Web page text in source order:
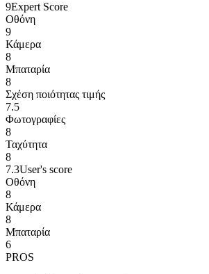
9Expert Score
Οθόνη
9
Κάμερα
8
Μπαταρία
8
Σχέση ποιότητας τιμής
7.5
Φωτογραφίες
8
Ταχύτητα
8
7.3User's score
Οθόνη
8
Κάμερα
8
Μπαταρία
6
PROS